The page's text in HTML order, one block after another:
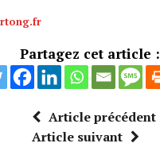
Partagez cet article :
Article précédent
Article suivant